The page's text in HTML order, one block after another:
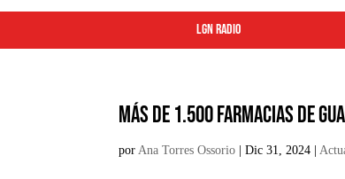
LGN Radio
Más de 1.500 farmacias de
por Ana Torres Ossorio |Dic 31, 2024 |